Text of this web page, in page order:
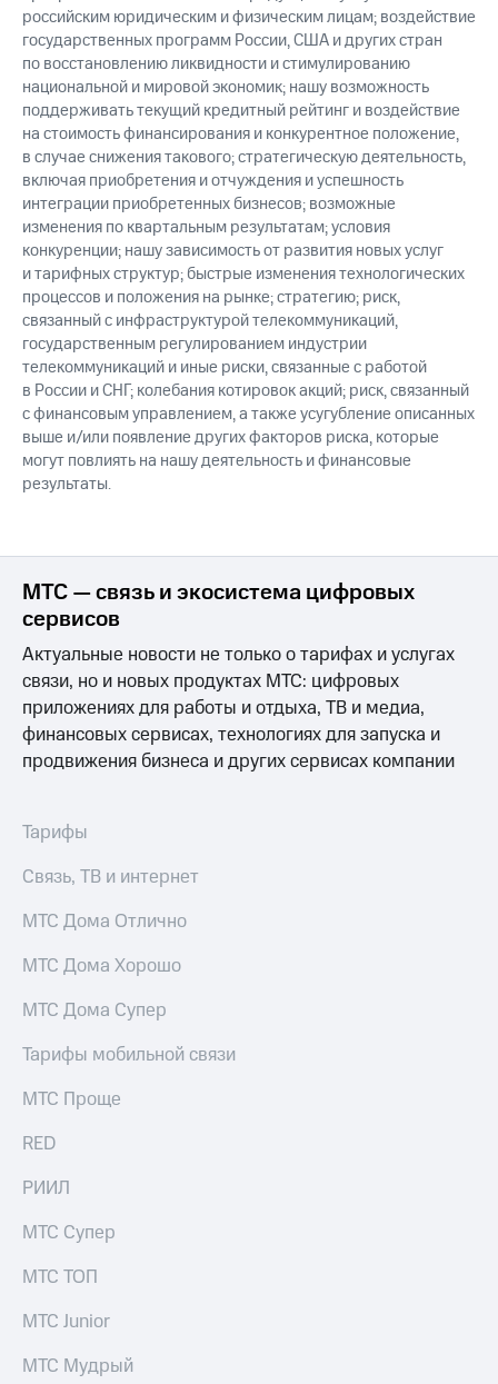
российским юридическим и физическим лицам; воздействие
государственных программ России, США и других стран
по восстановлению ликвидности и стимулированию
национальной и мировой экономик; нашу возможность
поддерживать текущий кредитный рейтинг и воздействие
на стоимость финансирования и конкурентное положение,
в случае снижения такового; стратегическую деятельность,
включая приобретения и отчуждения и успешность
интеграции приобретенных бизнесов; возможные
изменения по квартальным результатам; условия
конкуренции; нашу зависимость от развития новых услуг
и тарифных структур; быстрые изменения технологических
процессов и положения на рынке; стратегию; риск,
связанный с инфраструктурой телекоммуникаций,
государственным регулированием индустрии
телекоммуникаций и иные риски, связанные с работой
в России и СНГ; колебания котировок акций; риск, связанный
с финансовым управлением, а также усугубление описанных
выше и/или появление других факторов риска, которые
могут повлиять на нашу деятельность и финансовые
результаты.
МТС — связь и экосистема цифровых
сервисов
Актуальные новости не только о тарифах и услугах
связи, но и новых продуктах МТС: цифровых
приложениях для работы и отдыха, ТВ и медиа,
финансовых сервисах, технологиях для запуска и
продвижения бизнеса и других сервисах компании
Тарифы
Связь, ТВ и интернет
МТС Дома Отлично
МТС Дома Хорошо
МТС Дома Супер
Тарифы мобильной связи
МТС Проще
RED
РИИЛ
МТС Супер
МТС ТОП
МТС Junior
МТС Мудрый